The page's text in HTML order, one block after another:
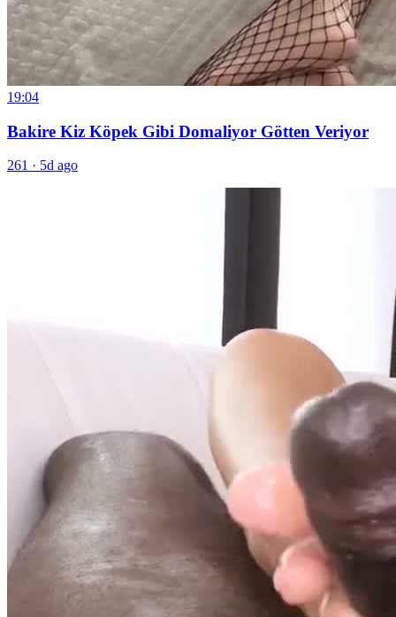
19:04
Bakire Kiz Köpek Gibi Domaliyor Götten Veriyor
261 · 5d ago